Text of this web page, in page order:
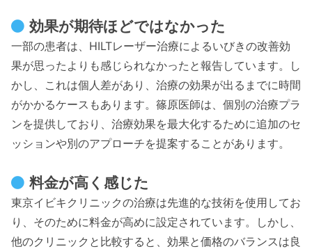
効果が期待ほどではなかった
一部の患者は、HILTレーザー治療によるいびきの改善効
果が思ったよりも感じられなかったと報告しています。し
かし、これは個人差があり、治療の効果が出るまでに時間
がかかるケースもあります。篠原医師は、個別の治療プラ
ンを提供しており、治療効果を最大化するために追加のセ
ッションや別のアプローチを提案することがあります。
料金が高く感じた
東京イビキクリニックの治療は先進的な技術を使用してお
り、そのために料金が高めに設定されています。しかし、
他のクリニックと比較すると、効果と価格のバランスは良